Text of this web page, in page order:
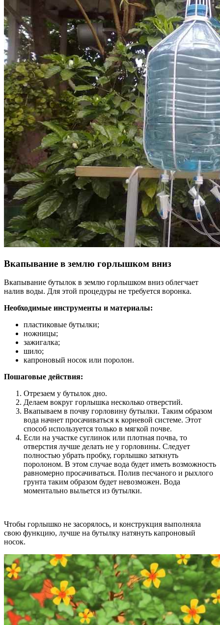
Вкапывание в землю горлышком вниз
Вкапывание бутылок в землю горлышком вниз облегчает
налив воды. Для этой процедуры не требуется воронка.
Необходимые инструменты и материалы:
пластиковые бутылки;
ножницы;
зажигалка;
шило;
капроновый носок или поролон.
Пошаговые действия:
Отрезаем у бутылок дно.
Делаем вокруг горлышка несколько отверстий.
Вкапываем в почву горловину бутылки. Таким образом
вода начнет просачиваться к корневой системе. Этот
способ используется только в мягкой почве.
Если на участке суглинок или плотная почва, то
отверстия лучше делать не у горловины. Следует
полностью убрать пробку, горлышко заткнуть
поролоном. В этом случае вода будет иметь возможность
равномерно просачиваться. Полив песчаного и рыхлого
грунта таким образом будет невозможен. Вода
моментально выльется из бутылки.
Чтобы горлышко не засорялось, и конструкция выполняла
свою функцию, лучше на бутылку натянуть капроновый
носок.